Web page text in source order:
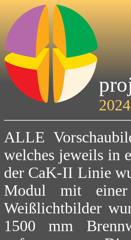
ALLE
welches jeweils in
der CaK-II Linie
Modul mit
Weißlichtbilder
1500 mm